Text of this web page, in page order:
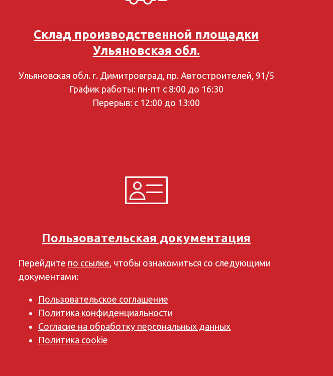
Склад производственной площадки
Ульяновская обл.
Ульяновская обл. г. Димитровград, пр. Автостроителей, 91/5
График работы: пн-пт с 8:00 до 16:30
Перерыв: с 12:00 до 13:00
Пользовательская документация
Перейдите по ссылке, чтобы ознакомиться со следующими
документами:
Пользовательское соглашение
Политика конфиденциальности
Согласие на обработку персональных данных
Политика cookie